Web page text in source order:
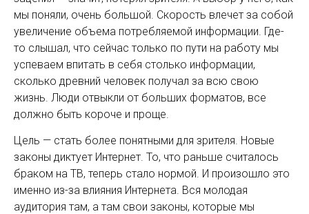
мы поняли, очень большой. Скорость влечет за собой
увеличение объема потребляемой информации. Где-
то слышал, что сейчас только по пути на работу мы
успеваем впитать в себя столько информации,
сколько древний человек получал за всю свою
жизнь. Люди отвыкли от больших форматов, все
должно быть короче и проще.
Цель — стать более понятными для зрителя. Новые
законы диктует Интернет. То, что раньше считалось
браком на ТВ, теперь стало нормой. И произошло это
именно из-за влияния Интернета. Вся молодая
аудитория там, а там свои законы, которые мы